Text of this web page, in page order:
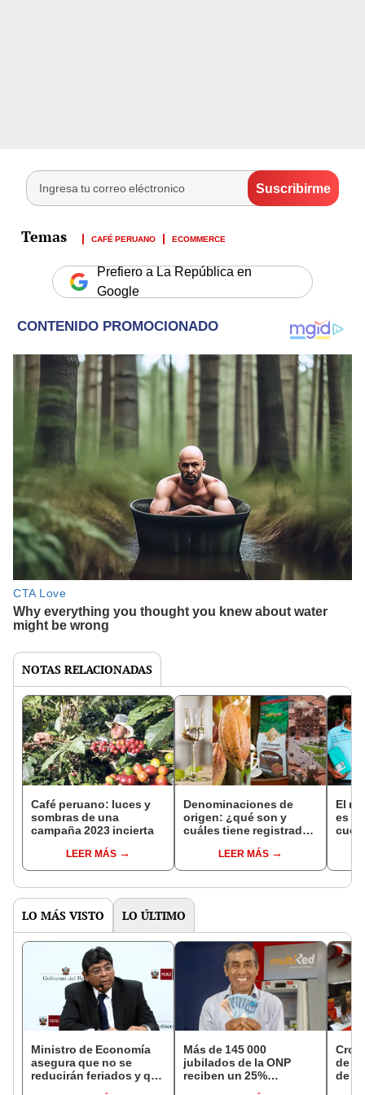
CAFÉ PERUANO ECOMMERCE
Prefiero a La República en
Google
NOTAS RELACIONADAS
Café peruano: luces y
sombras de una
campaña 2023 incierta
LEER MÁS
Denominaciones de
origen: ¿qué son y
cuáles tiene registradas
LEER MÁS
El
es
LO MÁS VISTO LO ÚLTIMO
Ministro de Economía
asegura que no se
reducirán feriados y que
Más de 145 000
jubilados de la ONP
reciben un 25%
de
de